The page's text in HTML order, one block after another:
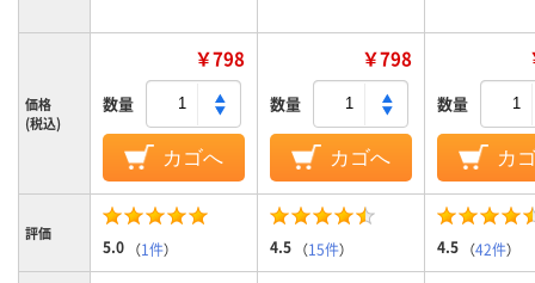
価格
(税込)
￥798
数量
カゴへ
￥798
数量
カゴへ
数量
カ
評価
5.0 （1件） 4.5 （15件） 4.5 （42件）